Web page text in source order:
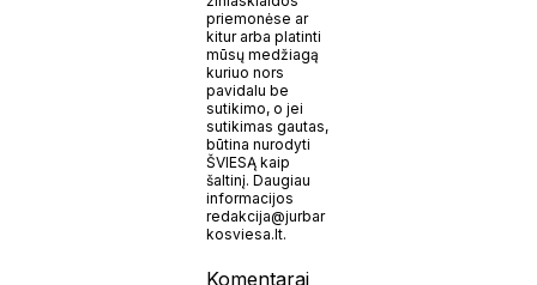
priemonėse ar
kitur arba platinti
mūsų medžiagą
kuriuo nors
pavidalu be
sutikimo, o jei
sutikimas gautas,
būtina nurodyti
ŠVIESĄ kaip
šaltinį. Daugiau
informacijos
redakcija@jurbar
kosviesa.lt.
Komentarai